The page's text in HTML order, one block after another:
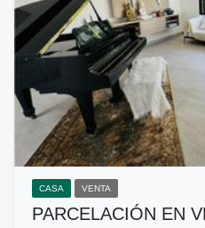
CASA VENTA
PARCELACIÓN EN